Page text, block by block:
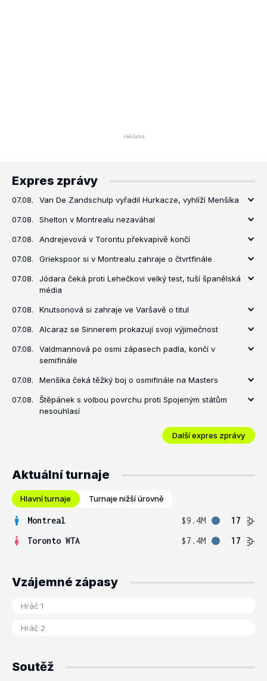
Expres zprávy
07.08. Van De Zandschulp vyřadil Hurkacze, vyhlíží Menšíka
07.08. Shelton v Montrealu nezaváhal
07.08. Andrejevová v Torontu překvapivě končí
07.08. Griekspoor si v Montrealu zahraje o čtvrtfinále
07.08.
Jódara čeká proti Lehečkovi velký test, tuší španělská
média
07.08. Knutsonová si zahraje ve Varšavě o titul
07.08. Alcaraz se Sinnerem prokazují svoji výjimečnost
07.08.
Valdmannová po osmi zápasech padla, končí v
semifinále
07.08. Menšíka čeká těžký boj o osmifinále na Masters
07.08.
Štěpánek s volbou povrchu proti Spojeným státům
nesouhlasí
Další expres zprávy
Aktuální turnaje
Hlavní turnaje Turnaje nižší úrovně
Montreal $9.4M
17
Toronto WTA
$7.4M 17
Vzájemné zápasy
Soutěž